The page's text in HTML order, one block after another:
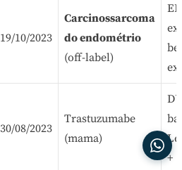
19/10/2023
Carcinossarcoma
do endométrio
(off-label)
30/08/2023
Trastuzumabe
(mama)
+